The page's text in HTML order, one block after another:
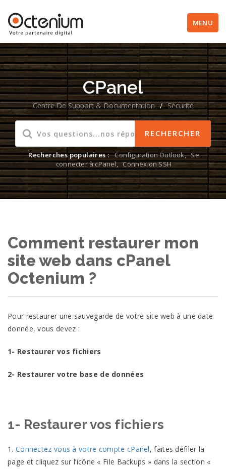
MENU
CPanel
Centre De Support & Documentation / Sécurité
Recherches populaires : Configuration Outlook, Se
connecter à cPanel, Connexion SSH
Comment restaurer mon
site web dans cPanel
Octenium ?
Pour restaurer une sauvegarde de votre site web à une date
donnée, vous devez :
1- Restaurer vos fichiers
2- Restaurer votre base de données
1- Restaurer vos fichiers
1. Connectez vous à votre compte cPanel, faites défiler la
page et cliquez sur l’icône « File Backups » dans la section «